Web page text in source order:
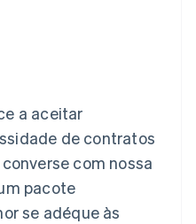
a aceitar
de contratos
com nossa
pacote
se adéque às